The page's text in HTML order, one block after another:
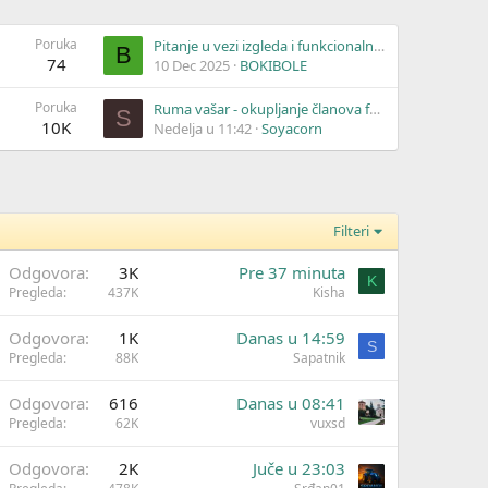
Poruka
74 B
Pitanje u vezi izgleda i funkcionalnosti sajta
10 Dec 2025 BOKIBOLE
Poruka
10K S
Ruma vašar - okupljanje članova foruma svakog trećeg u mesecu
Nedelja u 11:42 Soyacorn
Filteri
Odgovora 3K
Pregleda 437K
Pre 37 minuta
Kisha
K
Odgovora 1K
Pregleda 88K
Danas u 14:59
Sapatnik
S
Odgovora 616
Pregleda 62K
Danas u 08:41
vuxsd
Odgovora 2K Juče u 23:03